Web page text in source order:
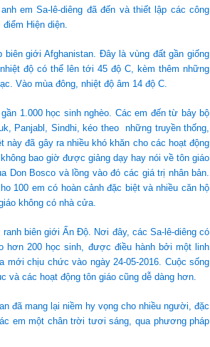
em Sa-lê-diêng đã đến và thiết lập các công
Hiện diện.
biên giới Afghanistan. Đây là vùng đất gần giống
độ có thể lên tới 45 độ C, kèm thêm những
Vào mùa đông, nhiệt độ âm 14 độ C.
1.000 học sinh nghèo. Các em đến từ bảy bộ
Panjabl, Sindhi, kéo theo những truyền thống,
đã gây ra nhiều khó khăn cho các hoạt động
bao giờ được giảng dạy hay nói về tôn giáo
Bosco và lồng vào đó các giá trị nhân bản.
100 em có hoàn cảnh đặc biệt và nhiều căn hộ
không có nhà cửa.
ranh biên giới Ấn Độ. Nơi đây, các Sa-lê-diêng có
hơn 200 học sinh, được điều hành bởi một linh
chịu chức vào ngày 24-05-2016. Cuộc sống
và các hoạt động tôn giáo cũng dễ dàng hơn.
đã mang lại niềm hy vọng cho nhiều người, đặc
em một chân trời tươi sáng, qua phương pháp